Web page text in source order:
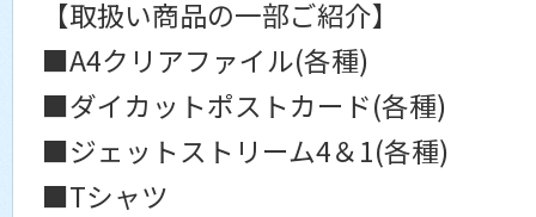
【取扱い商品の一部ご紹介】
■A4クリアファイル(各種)
■ダイカットポストカード(各種)
■ジェットストリーム4＆1(各種)
■Tシャツ